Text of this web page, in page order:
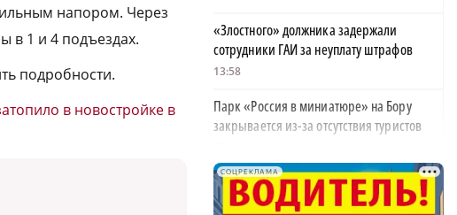
напором. Через
в 1 и 4 подъездах.
подробности.
в новостройке в
«Злостного» должника задержали
сотрудники ГАИ за неуплату штрафов
13:58
Парк «Россия в миниатюре» на Бору
закрывается из-за отсутствия туристов
Найти своего человека: как помогают
питомцам в центре «Планета кошек»
СОЦРЕКЛАМА